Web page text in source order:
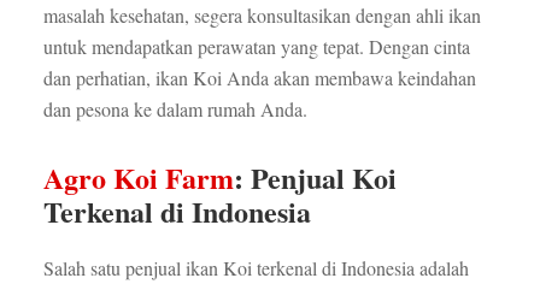
masalah kesehatan, segera konsultasikan dengan ahli ikan
untuk mendapatkan perawatan yang tepat. Dengan cinta
dan perhatian, ikan Koi Anda akan membawa keindahan
dan pesona ke dalam rumah Anda.
Agro Koi Farm: Penjual Koi
Terkenal di Indonesia
Salah satu penjual ikan Koi terkenal di Indonesia adalah